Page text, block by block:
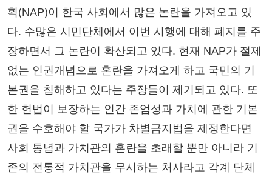
획(NAP)이 한국 사회에서 많은 논란을 가져오고 있
다. 수많은 시민단체에서 이번 시행에 대해 폐지를 주
장하면서 그 논란이 확산되고 있다. 현재 NAP가 절제
없는 인권개념으로 혼란을 가져오게 하고 국민의 기
본권을 침해하고 있다는 주장들이 제기되고 있다. 또
한 헌법이 보장하는 인간 존엄성과 가치에 관한 기본
권을 수호해야 할 국가가 차별금지법을 제정한다면
사회 통념과 가치관의 혼란을 초래할 뿐만 아니라 기
존의 전통적 가치관을 무시하는 처사라고 각계 단체